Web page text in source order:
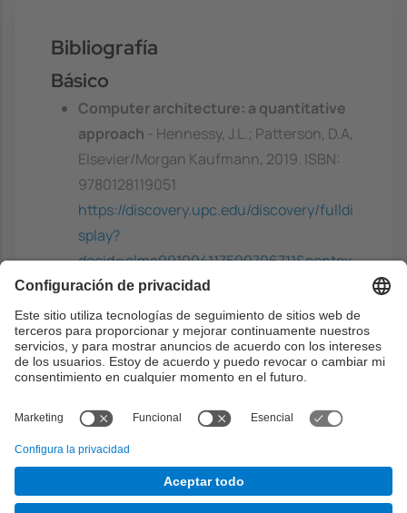
Bibliografía
Básico
Computer architecture: a quantitative
approach
- Hennessy, J.L.; Patterson, D.A,
Elsevier/Morgan Kaufmann, 2019. ISBN:
9780128119051
https://discovery.upc.edu/discovery/fulldi
splay?
docid=alma991004117509706711&contex
t=L&vid=34CSUC_UPC:VU1&lang=ca
Parallel computer architecture: a
hardware/software approach- Culler,
D.E.; Singh, J.P.; Gupta, A, Morgan
Kaufmann Publishers, 1999. ISBN:
1558603433
splay?
docid=alma991001862689706711&contex